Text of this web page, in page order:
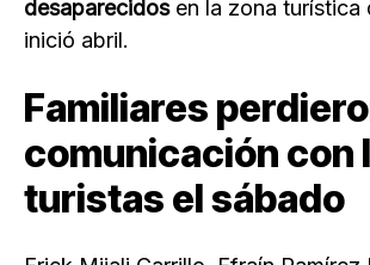
desaparecidos en la zona turística
inició abril.
Familiares
comunicación con
turistas el sábado